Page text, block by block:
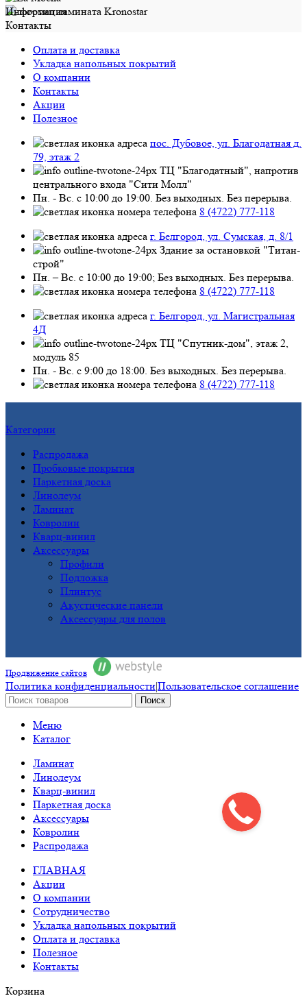
Информация
Контакты
Оплата и доставка
Укладка напольных покрытий
О компании
Контакты
Акции
Полезное
пос. Дубовое, ул. Благодатная д.
79, этаж 2
ТЦ "Благодатный", напротив
центрального входа "Сити Молл"
Пн. - Вс. с 10:00 до 19:00. Без выходных. Без перерыва.
8 (4722) 777-118
г. Белгород, ул. Сумская, д. 8/1
Здание за остановкой "Титан-
строй"
Пн. – Вс. с 10:00 до 19:00; Без выходных. Без перерыва.
8 (4722) 777-118
г. Белгород, ул. Магистральная
4Д
ТЦ "Спутник-дом", этаж 2,
модуль 85
Пн. - Вс. с 9:00 до 18:00. Без выходных. Без перерыва.
8 (4722) 777-118
Категории
Распродажа
Пробковые покрытия
Паркетная доска
Линолеум
Ламинат
Ковролин
Кварц-винил
Аксессуары
Профили
Подложка
Плинтус
Акустические панели
Аксессуары для полов
Продвижение сайтов
Политика конфиденциальности|Пользовательское соглашение
Поиск
Меню
Каталог
Ламинат
Линолеум
Кварц-винил
Паркетная доска
Аксессуары
Ковролин
Распродажа
ГЛАВНАЯ
Акции
О компании
Сотрудничество
Укладка напольных покрытий
Оплата и доставка
Полезное
Контакты
Корзина